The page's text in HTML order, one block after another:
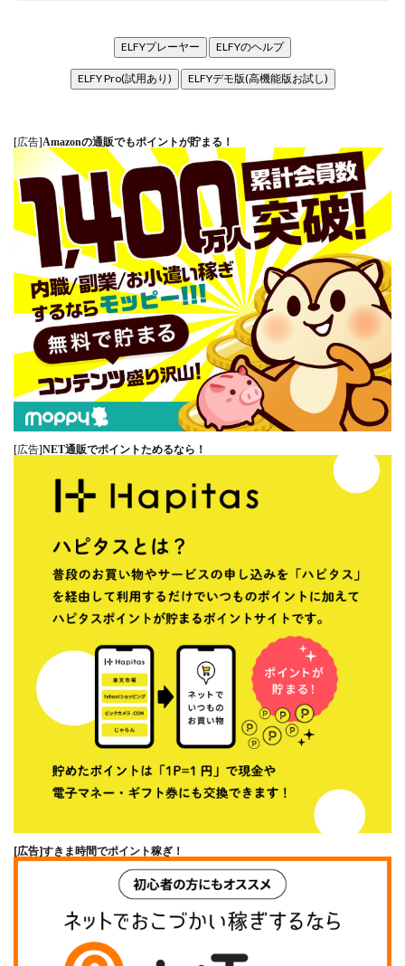
ELFYプレーヤー ELFYのヘルプ
ELFY Pro(試用あり) ELFYデモ版(高機能版お試し)
[広告]Amazonの通販でもポイントが貯まる！
[広告]NET通販でポイントためるなら！
[広告]すきま時間でポイント稼ぎ！